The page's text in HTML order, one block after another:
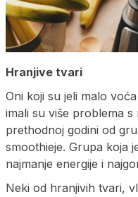
Hranjive tvari
Oni koji su jeli malo
imali su više problema
prethodnoj godini od
smoothieje. Grupa koja
najmanje energije i
Neki od hranjivih tvari,